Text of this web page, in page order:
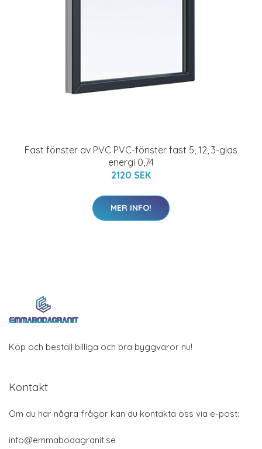
Fast fönster av PVC PVC-fönster fast 5, 12, 3-glas
energi 0,74
2120 SEK
MER INFO!
Köp och beställ billiga och bra byggvaror nu!
Kontakt
Om du har några frågor kan du kontakta oss via e-post:
info@emmabodagranit.se